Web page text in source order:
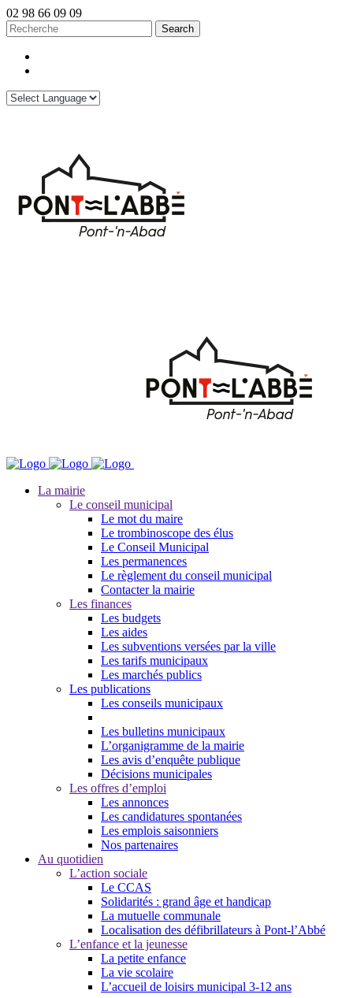
02 98 66 09 09
La mairie
Le conseil municipal
Le mot du maire
Le trombinoscope des élus
Le Conseil Municipal
Les permanences
Le règlement du conseil municipal
Contacter la mairie
Les finances
Les budgets
Les aides
Les subventions versées par la ville
Les tarifs municipaux
Les marchés publics
Les publications
Les conseils municipaux
Les bulletins municipaux
L’organigramme de la mairie
Les avis d’enquête publique
Décisions municipales
Les offres d’emploi
Les annonces
Les candidatures spontanées
Les emplois saisonniers
Nos partenaires
Au quotidien
L’action sociale
Le CCAS
Solidarités : grand âge et handicap
La mutuelle communale
Localisation des défibrillateurs à Pont-l’Abbé
L’enfance et la jeunesse
La petite enfance
La vie scolaire
L’accueil de loisirs municipal 3-12 ans